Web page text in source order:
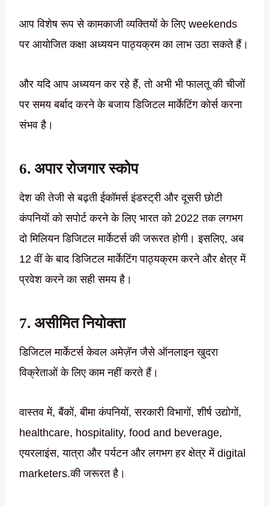
आप विशेष रूप से कामकाजी व्यक्तियों के लिए weekends
पर आयोजित कक्षा अध्ययन पाठ्यक्रम का लाभ उठा सकते हैं।
और यदि आप अध्ययन कर रहे हैं, तो अभी भी फालतू की चीजों
पर समय बर्बाद करने के बजाय डिजिटल मार्केटिंग कोर्स करना
संभव है।
6. अपार रोजगार स्कोप
देश की तेजी से बढ़ती ईकॉमर्स इंडस्ट्री और दूसरी छोटी
कंपनियों को सपोर्ट करने के लिए भारत को 2022 तक लगभग
दो मिलियन डिजिटल मार्केटर्स की जरूरत होगी। इसलिए, अब
12 वीं के बाद डिजिटल मार्केटिंग पाठ्यक्रम करने और क्षेत्र में
प्रवेश करने का सही समय है।
7. असीमित नियोक्ता
डिजिटल मार्केटर्स केवल अमेज़ॅन जैसे ऑनलाइन खुदरा
विक्रेताओं के लिए काम नहीं करते हैं।
वास्तव में, बैंकों, बीमा कंपनियों, सरकारी विभागों, शीर्ष उद्योगों,
healthcare, hospitality, food and beverage,
एयरलाइंस, यात्रा और पर्यटन और लगभग हर क्षेत्र में digital
marketers.की जरूरत है।